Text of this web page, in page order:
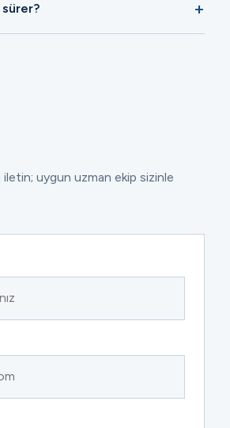
iletin; uygun uzman ekip sizinle